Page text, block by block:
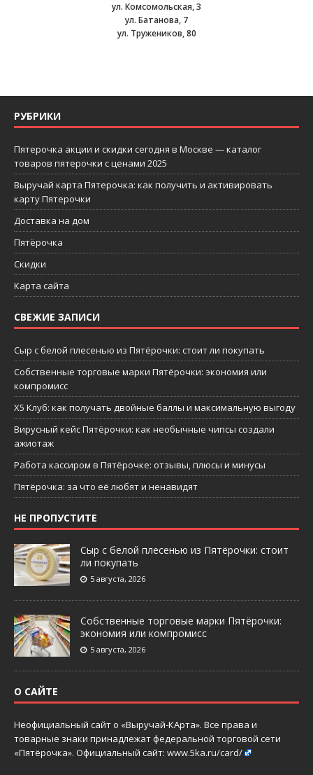
ул. Комсомольская, 3
ул. Батанова, 7
ул. Тружеников, 80
РУБРИКИ
Пятерочка акции и скидки сегодня в Москве — каталог
товаров пятерочки с ценами 2025
Выручай карта Пятерочка: как получить и активировать
карту Пятерочки
Доставка на дом
Пятёрочка
Скидки
Карта сайта
СВЕЖИЕ ЗАПИСИ
Сыр с белой плесенью из Пятёрочки: стоит ли покупать
Собственные торговые марки Пятёрочки: экономия или
компромисс
X5 Клуб: как получать двойные баллы и максимальную выгоду
Вирусный кейс Пятёрочки: как необычные чипсы создали
ажиотаж
Работа кассиром в Пятёрочке: отзывы, плюсы и минусы
Пятёрочка: за что её любят и ненавидят
НЕ ПРОПУСТИТЕ
Сыр с белой плесенью из Пятёрочки: стоит
ли покупать
5 августа, 2026
Собственные торговые марки Пятёрочки:
экономия или компромисс
5 августа, 2026
О САЙТЕ
Неофициальный сайт о «Выручай-КАрта». Все права и
товарные знаки принадлежат федеральной торговой сети
«Пятёрочка». Официальный сайт: www.5ka.ru/card/